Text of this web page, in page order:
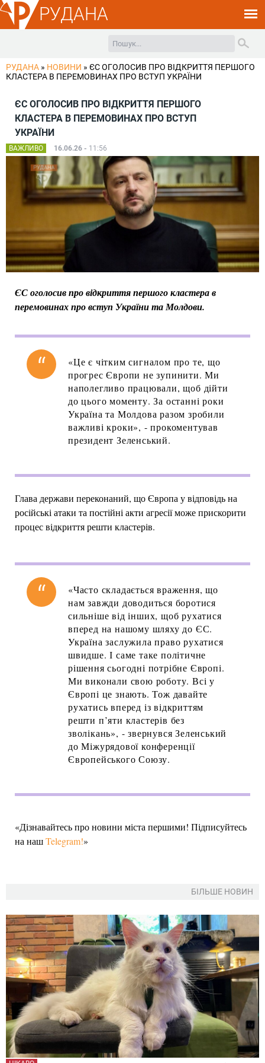
РУДАНА
РУДАНА » НОВИНИ » ЄС ОГОЛОСИВ ПРО ВІДКРИТТЯ ПЕРШОГО
КЛАСТЕРА В ПЕРЕМОВИНАХ ПРО ВСТУП УКРАЇНИ
ЄС ОГОЛОСИВ ПРО ВІДКРИТТЯ ПЕРШОГО
КЛАСТЕРА В ПЕРЕМОВИНАХ ПРО ВСТУП
УКРАЇНИ
ВАЖЛИВО 16.06.26 - 11:56
ЄС оголосив про відкриття першого кластера в
перемовинах про вступ України та Молдови.
«Це є чітким сигналом про те, що
прогрес Європи не зупинити. Ми
наполегливо працювали, щоб дійти
до цього моменту. За останні роки
Україна та Молдова разом зробили
важливі кроки», - прокоментував
президент Зеленський.
Глава держави переконаний, що Європа у відповідь на
російські атаки та постійні акти агресії може прискорити
процес відкриття решти кластерів.
«Часто складається враження, що
нам завжди доводиться боротися
сильніше від інших, щоб рухатися
вперед на нашому шляху до ЄС.
Україна заслужила право рухатися
швидше. І саме таке політичне
рішення сьогодні потрібне Європі.
Ми виконали свою роботу. Всі у
Європі це знають. Тож давайте
рухатись вперед із відкриттям
решти п’яти кластерів без
зволікань», - звернувся Зеленський
до Міжурядової конференції
Європейського Союзу.
«Дізнавайтесь про новини міста першими! Підписуйтесь
на нашTelegram!»
БІЛЬШЕ НОВИН